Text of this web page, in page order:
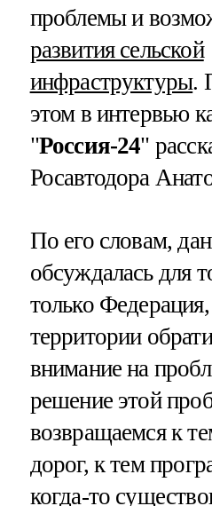
проблемы и
развития сельской
инфраструктуры.
этом в интервью
"Россия-24"
Росавтодора
По его словам,
обсуждалась для
только
территории
внимание на
решение этой
возвращаемся к
дорог, к тем
когда-то